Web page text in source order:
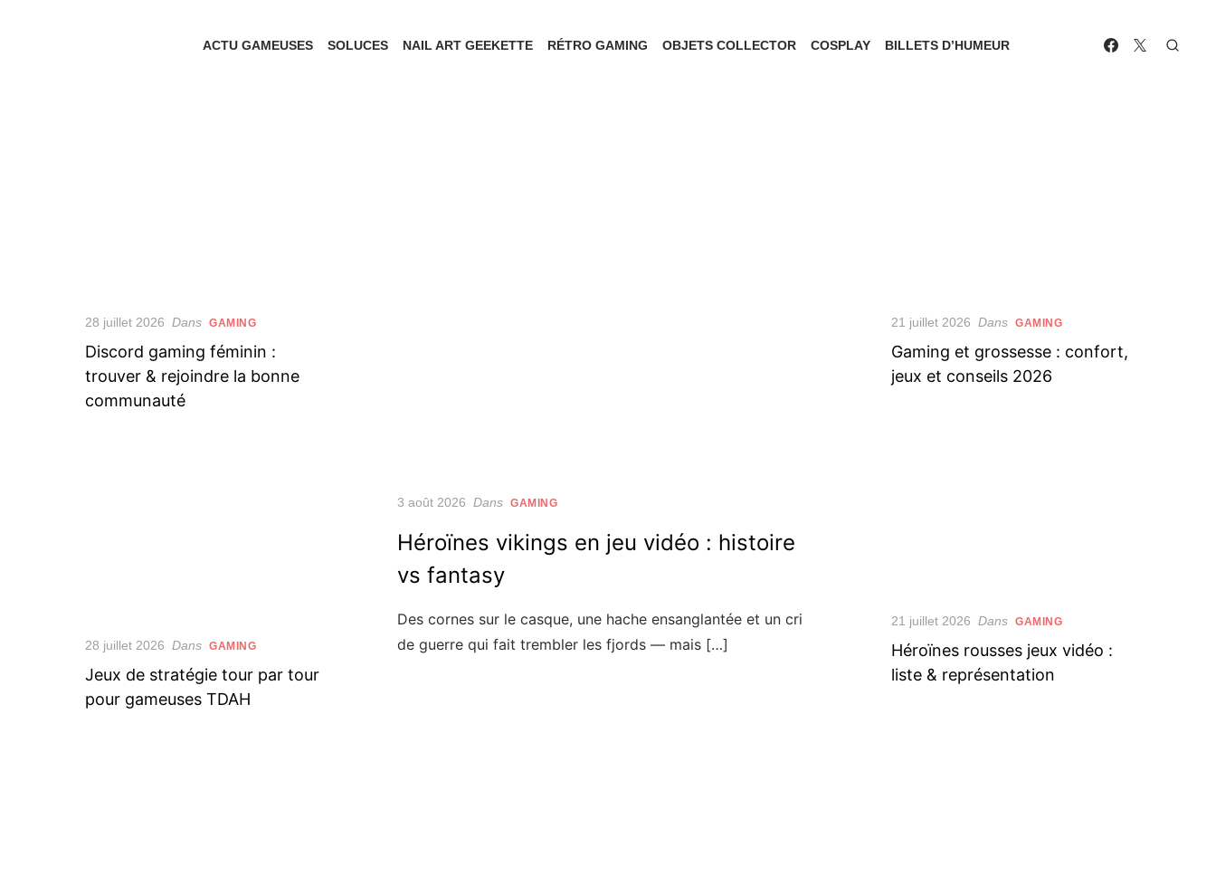
ACTU GAMEUSES SOLUCES NAIL ART GEEKETTE RÉTRO GAMING OBJETS COLLECTOR COSPLAY BILLETS D’HUMEUR
Posted
3 août 2026 Dans GAMING
Héroïnes vikings en jeu vidéo : histoire
vs fantasy
Des cornes sur le casque, une hache ensanglantée et un cri
de guerre qui fait trembler les fjords — mais […]
Posted
28 juillet 2026 Dans GAMING
Discord gaming féminin :
trouver & rejoindre la bonne
communauté
Posted
28 juillet 2026 Dans GAMING
Jeux de stratégie tour par tour
pour gameuses TDAH
Posted
21 juillet 2026 Dans GAMING
Gaming et grossesse : confort,
jeux et conseils 2026
Posted
21 juillet 2026 Dans GAMING
Héroïnes rousses jeux vidéo :
liste & représentation